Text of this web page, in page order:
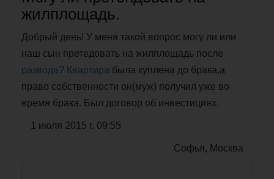
жилплощадь.
Добрый день! У меня такой вопрос могу ли или
наш сын претедовать на жилплощадь после
развода? Квартира была куплена до брака,а
право собственности он(муж) получил уже во
время брака. Был договор об инвестициях.
1 июля 2015 г. 09:55
Софья, Москва